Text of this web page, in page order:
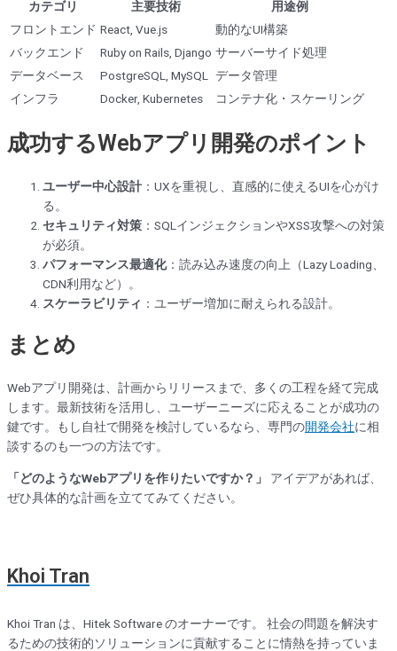
カテゴリ 主要技術
用途例
フロントエンド React, Vue.js
動的なUI構築
バックエンド
Ruby on Rails, Django サーバーサイド処理
データベース
PostgreSQL, MySQL
データ管理
インフラ
Docker, Kubernetes コンテナ化・スケーリング
成功するWebアプリ開発のポイント
ユーザー中心設計 ：UXを重視し、直感的に使えるUIを心がけ
る。
セキュリティ対策 ：SQLインジェクションやXSS攻撃への対策
が必須。
パフォーマンス最適化：読み込み速度の向上（Lazy Loading、
CDN利用など）。
スケーラビリティ ：ユーザー増加に耐えられる設計。
まとめ
Webアプリ開発は、計画からリリースまで、多くの工程を経て完成
します。最新技術を活用し、ユーザーニーズに応えることが成功の
鍵です。もし自社で開発を検討しているなら、専門の開発会社に相
談するのも一つの方法です。
「どのようなWebアプリを作りたいですか？」
アイデアがあれば、
ぜひ具体的な計画を立ててみてください。
Khoi Tran
Khoi Tran は、Hitek Software のオーナーです。 社会の問題を解決す
るための技術的ソリューションに貢献することに情熱を持っていま